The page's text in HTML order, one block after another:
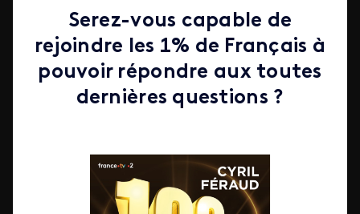
Serez-vous capable de
rejoindre les 1% de Français à
pouvoir répondre aux toutes
dernières questions ?